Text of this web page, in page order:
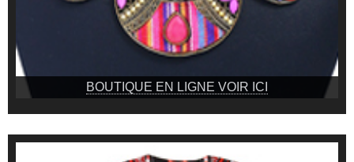
BOUTIQUE EN LIGNE VOIR ICI